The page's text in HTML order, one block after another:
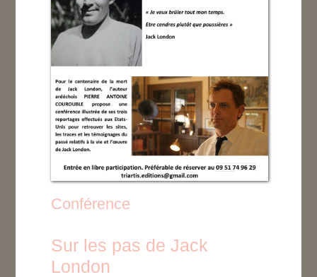
Conférence
Sur les pas de Jack
London